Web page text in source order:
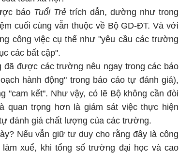
báo Tuổi Trẻ trích dẫn, dường như trong
cuối cùng vẫn thuộc về Bộ GD-ĐT. Và với
công việc cụ thể như "yêu cầu các trường
các bất cập".
được các trường nêu ngay trong các báo
hành động" trong báo cáo tự đánh giá),
"cam kết". Như vậy, có lẽ Bộ không cần đòi
quan trọng hơn là giám sát việc thực hiện
đánh giá chất lượng của các trường.
Nếu vẫn giữ tư duy cho rằng đây là công
xuể, khi tổng số trường đại học và cao